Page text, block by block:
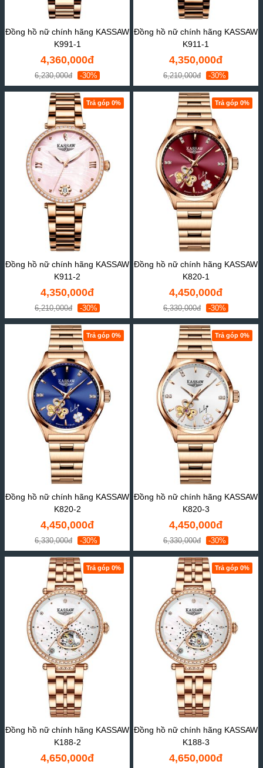
Đồng hồ nữ chính hãng KASSAW
K991-1
4,360,000đ
6,230,000đ -30%
Đồng hồ nữ chính hãng KASSAW
K911-1
4,350,000đ
6,210,000đ -30%
Trả góp 0%
Đồng hồ nữ chính hãng KASSAW
K911-2
4,350,000đ
6,210,000đ -30%
Trả góp 0%
Đồng hồ nữ chính hãng KASSAW
K820-1
4,450,000đ
6,330,000đ -30%
Trả góp 0%
Đồng hồ nữ chính hãng KASSAW
K820-2
4,450,000đ
6,330,000đ -30%
Trả góp 0%
Đồng hồ nữ chính hãng KASSAW
K820-3
4,450,000đ
6,330,000đ -30%
Trả góp 0%
Đồng hồ nữ chính hãng KASSAW
K188-2
4,650,000đ
Trả góp 0%
Đồng hồ nữ chính hãng KASSAW
K188-3
4,650,000đ